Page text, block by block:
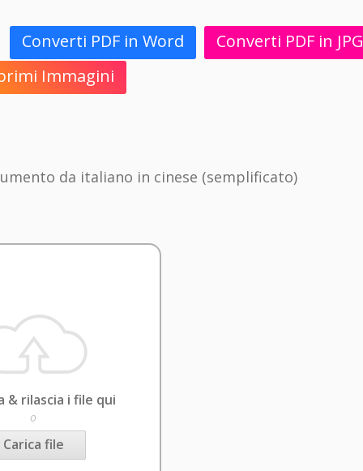
Converti PDF in Word Converti PDF in JPG
Immagini
da italiano in cinese (semplificato)
& rilascia i file qui
o
Carica file